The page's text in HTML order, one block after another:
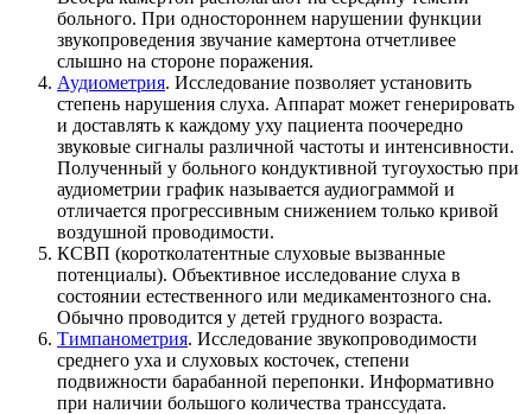
больного. При одностороннем нарушении функции
звукопроведения звучание камертона отчетливее
слышно на стороне поражения.
Аудиометрия. Исследование позволяет установить
степень нарушения слуха. Аппарат может генерировать
и доставлять к каждому уху пациента поочередно
звуковые сигналы различной частоты и интенсивности.
Полученный у больного кондуктивной тугоухостью при
аудиометрии график называется аудиограммой и
отличается прогрессивным снижением только кривой
воздушной проводимости.
КСВП (коротколатентные слуховые вызванные
потенциалы). Объективное исследование слуха в
состоянии естественного или медикаментозного сна.
Обычно проводится у детей грудного возраста.
Тимпанометрия. Исследование звукопроводимости
среднего уха и слуховых косточек, степени
подвижности барабанной перепонки. Информативно
при наличии большого количества транссудата.